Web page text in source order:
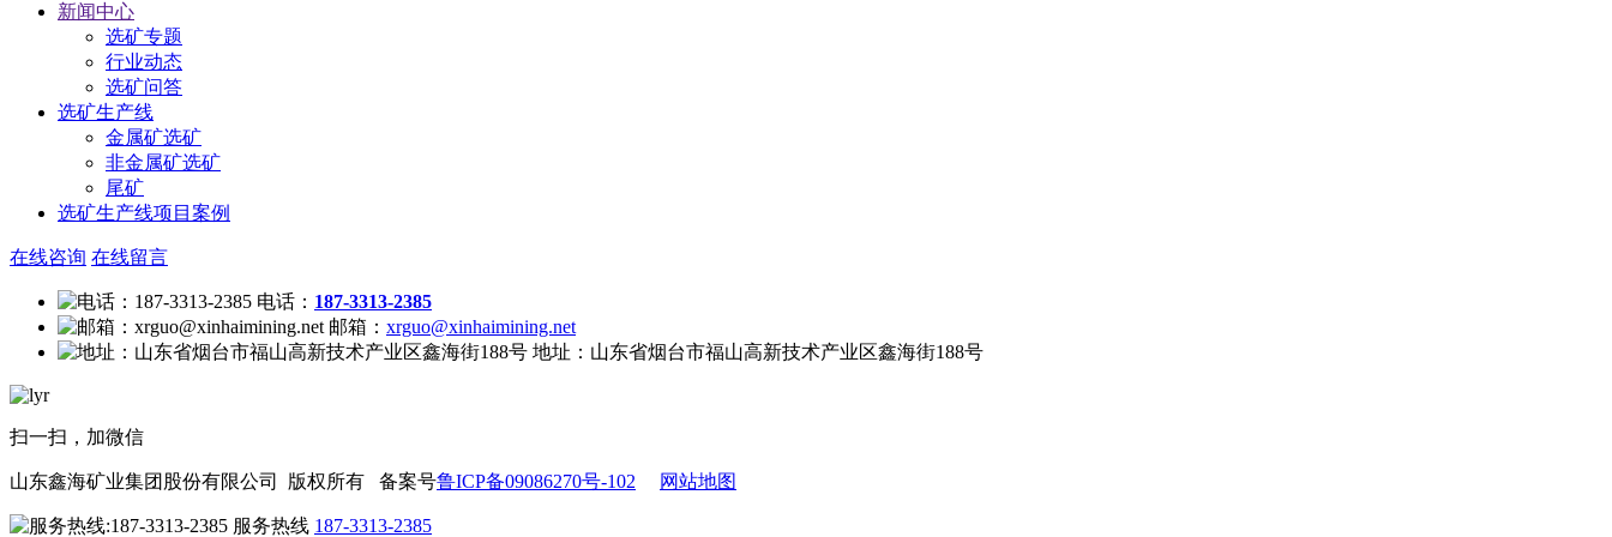
新闻中心
选矿专题
行业动态
选矿问答
选矿生产线
金属矿选矿
非金属矿选矿
尾矿
选矿生产线项目案例
在线咨询 在线留言
电话： 187-3313-2385
邮箱： xrguo@xinhaimining.net
地址： 山东省烟台市福山高新技术产业区鑫海街188号
扫一扫，加微信
山东鑫海矿业集团股份有限公司 版权所有 备案号鲁ICP备09086270号-102 网站地图
服务热线 187-3313-2385